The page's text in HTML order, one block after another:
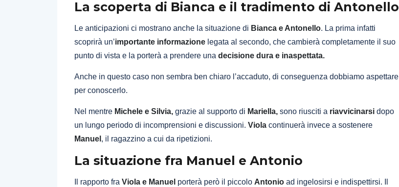
La scoperta di Bianca e il tradimento di Antonello
Le anticipazioni ci mostrano anche la situazione di Bianca e Antonello. La prima infatti
scoprirà un’importante informazione legata al secondo, che cambierà completamente il suo
punto di vista e la porterà a prendere una decisione dura e inaspettata.
Anche in questo caso non sembra ben chiaro l’accaduto, di conseguenza dobbiamo aspettare
per conoscerlo.
Nel mentre Michele e Silvia, grazie al supporto di Mariella, sono riusciti a riavvicinarsi dopo
un lungo periodo di incomprensioni e discussioni. Viola continuerà invece a sostenere
Manuel , il ragazzino a cui da ripetizioni.
La situazione fra Manuel e Antonio
Il rapporto fra Viola e Manuel porterà però il piccolo Antonio ad ingelosirsi e indispettirsi. Il